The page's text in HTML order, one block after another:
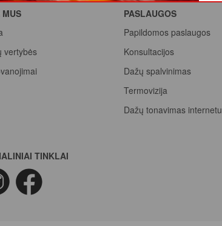
MUS
vertybės
PASLAUGOS
Papildomos paslaugos
Konsultacijos
Dažų spalvinimas
Termovizija
Dažų tonavimas internetu
TINKLAI